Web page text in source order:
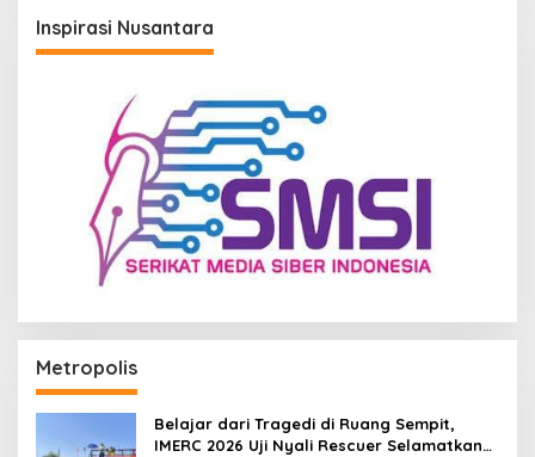
Inspirasi Nusantara
Metropolis
Belajar dari Tragedi di Ruang Sempit,
IMERC 2026 Uji Nyali Rescuer Selamatkan